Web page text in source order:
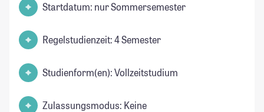
Startdatum: nur Sommersemester
Regelstudienzeit: 4 Semester
Studienform(en): Vollzeitstudium
Zulassungsmodus: Keine